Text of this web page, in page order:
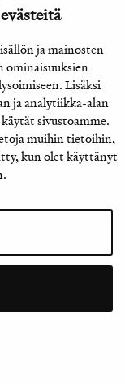
ja mainosten
ominaisuuksien
Lisäksi
ja analytiikka-alan
sivustoamme.
muihin tietoihin,
kun olet käyttänyt
GRAFIA(AT)GRAFIA.FI